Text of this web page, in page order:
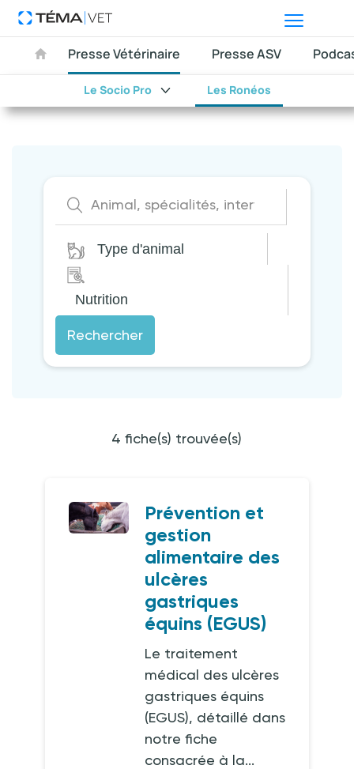
Presse Vétérinaire
Le Socio Pro Les Ronéos
Presse ASV
4 fiche(s) trouvée(s)
Prévention et
gestion
alimentaire des
ulcères
gastriques
équins (EGUS)
Le traitement
médical des ulcères
gastriques équins
(EGUS), détaillé dans
notre fiche
consacrée à la...